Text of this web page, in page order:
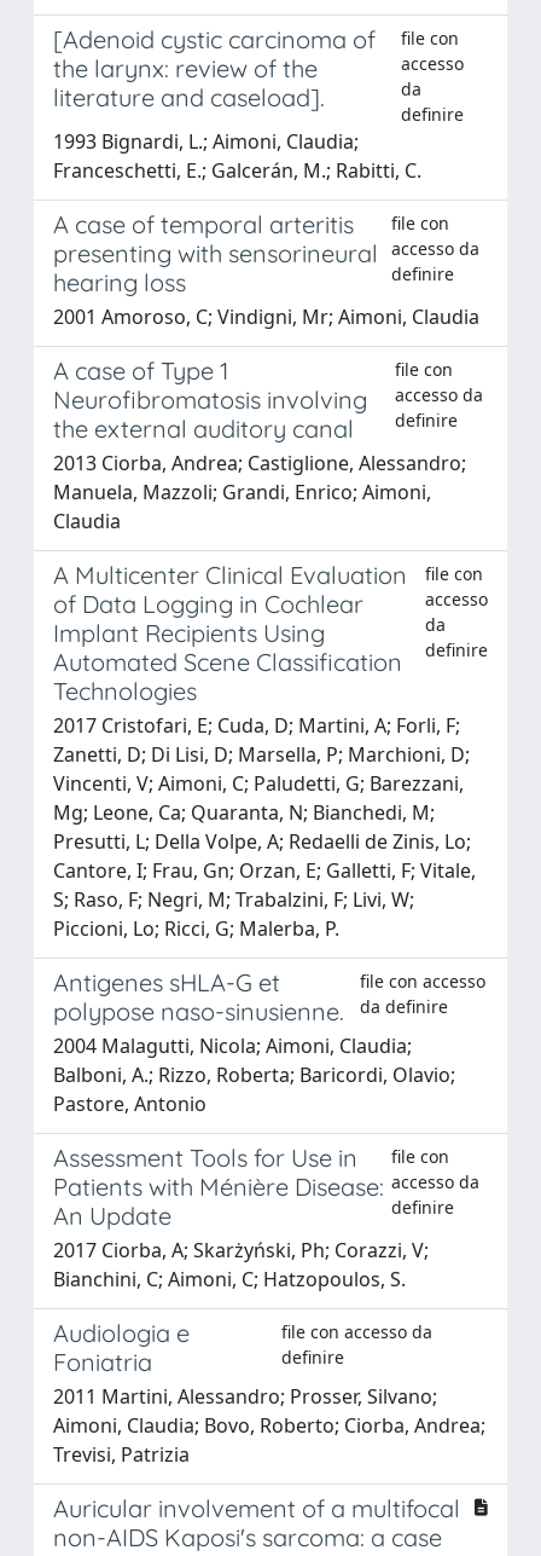
[Adenoid cystic carcinoma of
the larynx: review of the
literature and caseload].
file con
accesso
da
definire
1993 Bignardi, L.; Aimoni, Claudia;
Franceschetti, E.; Galcerán, M.; Rabitti, C.
A case of temporal arteritis
presenting with sensorineural
hearing loss
file con
accesso da
definire
2001 Amoroso, C; Vindigni, Mr; Aimoni, Claudia
A case of Type 1
Neurofibromatosis involving
the external auditory canal
file con
accesso da
definire
2013 Ciorba, Andrea; Castiglione, Alessandro;
Manuela, Mazzoli; Grandi, Enrico; Aimoni,
Claudia
A Multicenter Clinical Evaluation
of Data Logging in Cochlear
Implant Recipients Using
Automated Scene Classification
Technologies
file con
accesso
da
definire
2017 Cristofari, E; Cuda, D; Martini, A; Forli, F;
Zanetti, D; Di Lisi, D; Marsella, P; Marchioni, D;
Vincenti, V; Aimoni, C; Paludetti, G; Barezzani,
Mg; Leone, Ca; Quaranta, N; Bianchedi, M;
Presutti, L; Della Volpe, A; Redaelli de Zinis, Lo;
Cantore, I; Frau, Gn; Orzan, E; Galletti, F; Vitale,
S; Raso, F; Negri, M; Trabalzini, F; Livi, W;
Piccioni, Lo; Ricci, G; Malerba, P.
Antigenes sHLA-G et
polypose naso-sinusienne.
file con accesso
da definire
2004 Malagutti, Nicola; Aimoni, Claudia;
Balboni, A.; Rizzo, Roberta; Baricordi, Olavio;
Pastore, Antonio
Assessment Tools for Use in
Patients with Ménière Disease:
An Update
file con
accesso da
definire
2017 Ciorba, A; Skarżyński, Ph; Corazzi, V;
Bianchini, C; Aimoni, C; Hatzopoulos, S.
Audiologia e
Foniatria
file con accesso da
definire
2011 Martini, Alessandro; Prosser, Silvano;
Aimoni, Claudia; Bovo, Roberto; Ciorba, Andrea;
Trevisi, Patrizia
Auricular involvement of a multifocal
non-AIDS Kaposi's sarcoma: a case